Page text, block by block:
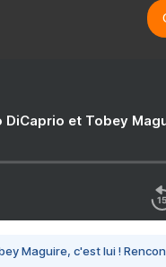
DiCaprio et Tobey
Maguire, c'est lui !